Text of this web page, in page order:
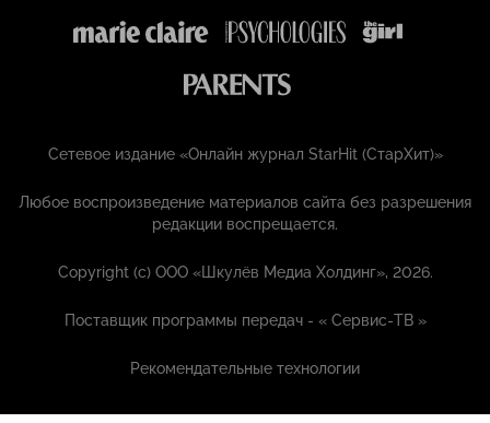
Сетевое издание «Онлайн журнал StarHit (СтарХит)»
Любое воспроизведение материалов сайта без разрешения
редакции воспрещается.
Copyright (с) ООО «Шкулёв Медиа Холдинг», 2026.
Поставщик программы передач - «Сервис-ТВ »
Рекомендательные технологии